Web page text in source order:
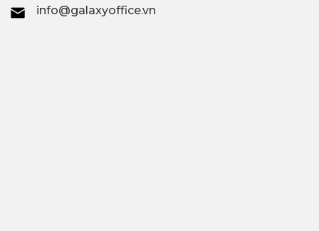
info@galaxyoffice.vn